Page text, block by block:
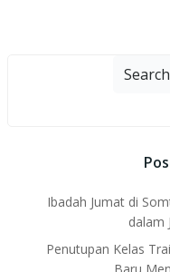
Search
Ibadah Jumat di
dalam
Penutupan Kelas